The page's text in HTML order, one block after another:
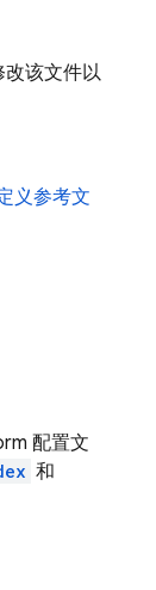
改该文件以
义参考文
配置文
和